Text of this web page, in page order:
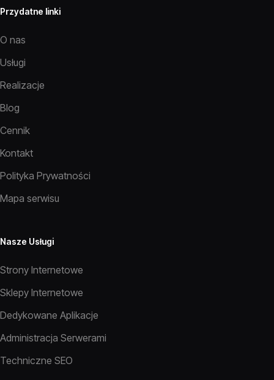
Przydatne linki
O nas
Usługi
Realizacje
Blog
Cennik
Kontakt
Polityka Prywatności
Mapa serwisu
Nasze Usługi
Strony Internetowe
Sklepy Internetowe
Dedykowane Aplikacje
Administracja Serwerami
Techniczne SEO